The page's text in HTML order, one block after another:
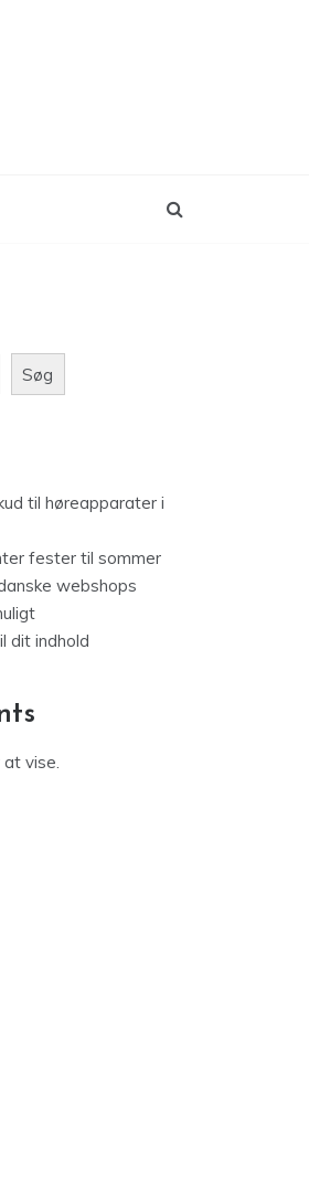
Søg
til høreapparater i
fester til sommer
webshops
dit indhold
vise.